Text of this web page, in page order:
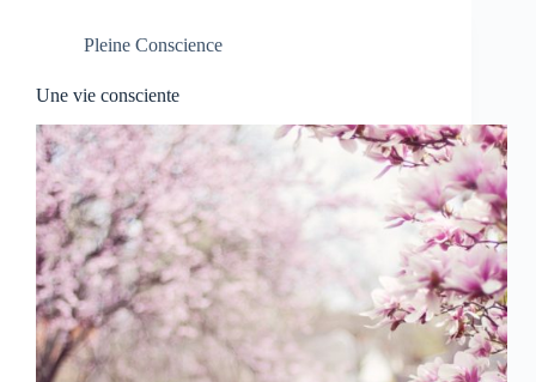
Pleine Conscience
Une vie consciente